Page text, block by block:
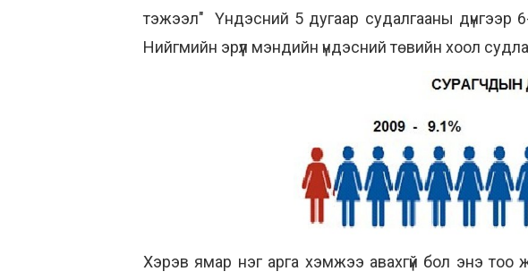
тэжээл" Үндэсний 5 дугаар судалгааны дүнгээр
Нийгмийн эрүүл мэндийн үндэсний төвийн хоол
Хэрэв ямар нэг арга хэмжээ авахгүй бол энэ тоо